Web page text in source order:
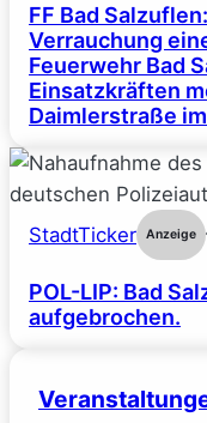
FF Bad
Verrauchung
Feuerwehr Bad
Einsatzkräften
Daimlerstraße
StadtTicker Anzeige
POL-LIP: Bad
aufgebrochen.